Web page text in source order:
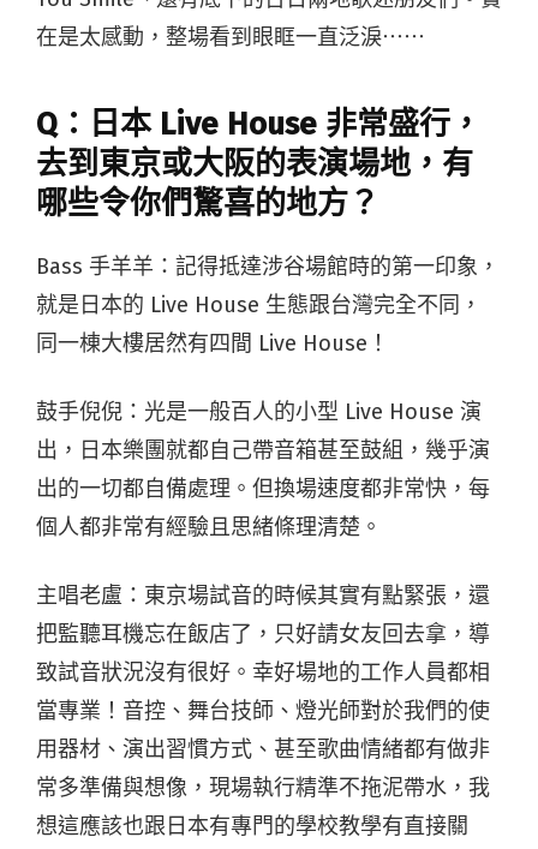
在是太感動，整場看到眼眶一直泛淚⋯⋯
Q：日本 Live House 非常盛行，
去到東京或大阪的表演場地，有
哪些令你們驚喜的地方？
Bass 手羊羊： 記得抵達涉谷場館時的第一印象，
就是日本的 Live House 生態跟台灣完全不同，
同一棟大樓居然有四間 Live House！
鼓手倪倪：光是一般百人的小型 Live House 演
出，日本樂團就都自己帶音箱甚至鼓組，幾乎演
出的一切都自備處理。但換場速度都非常快，每
個人都非常有經驗且思緒條理清楚。
主唱老盧： 東京場試音的時候其實有點緊張，還
把監聽耳機忘在飯店了，只好請女友回去拿，導
致試音狀況沒有很好。幸好場地的工作人員都相
當專業！音控、舞台技師、燈光師對於我們的使
用器材、演出習慣方式、甚至歌曲情緒都有做非
常多準備與想像，現場執行精準不拖泥帶水，我
想這應該也跟日本有專門的學校教學有直接關